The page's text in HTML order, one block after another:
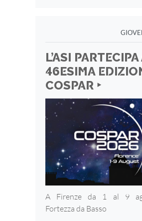
L’ASI
46ESIMA
COSPAR ‣
A Firenze da 1 al 9
Fortezza da Basso